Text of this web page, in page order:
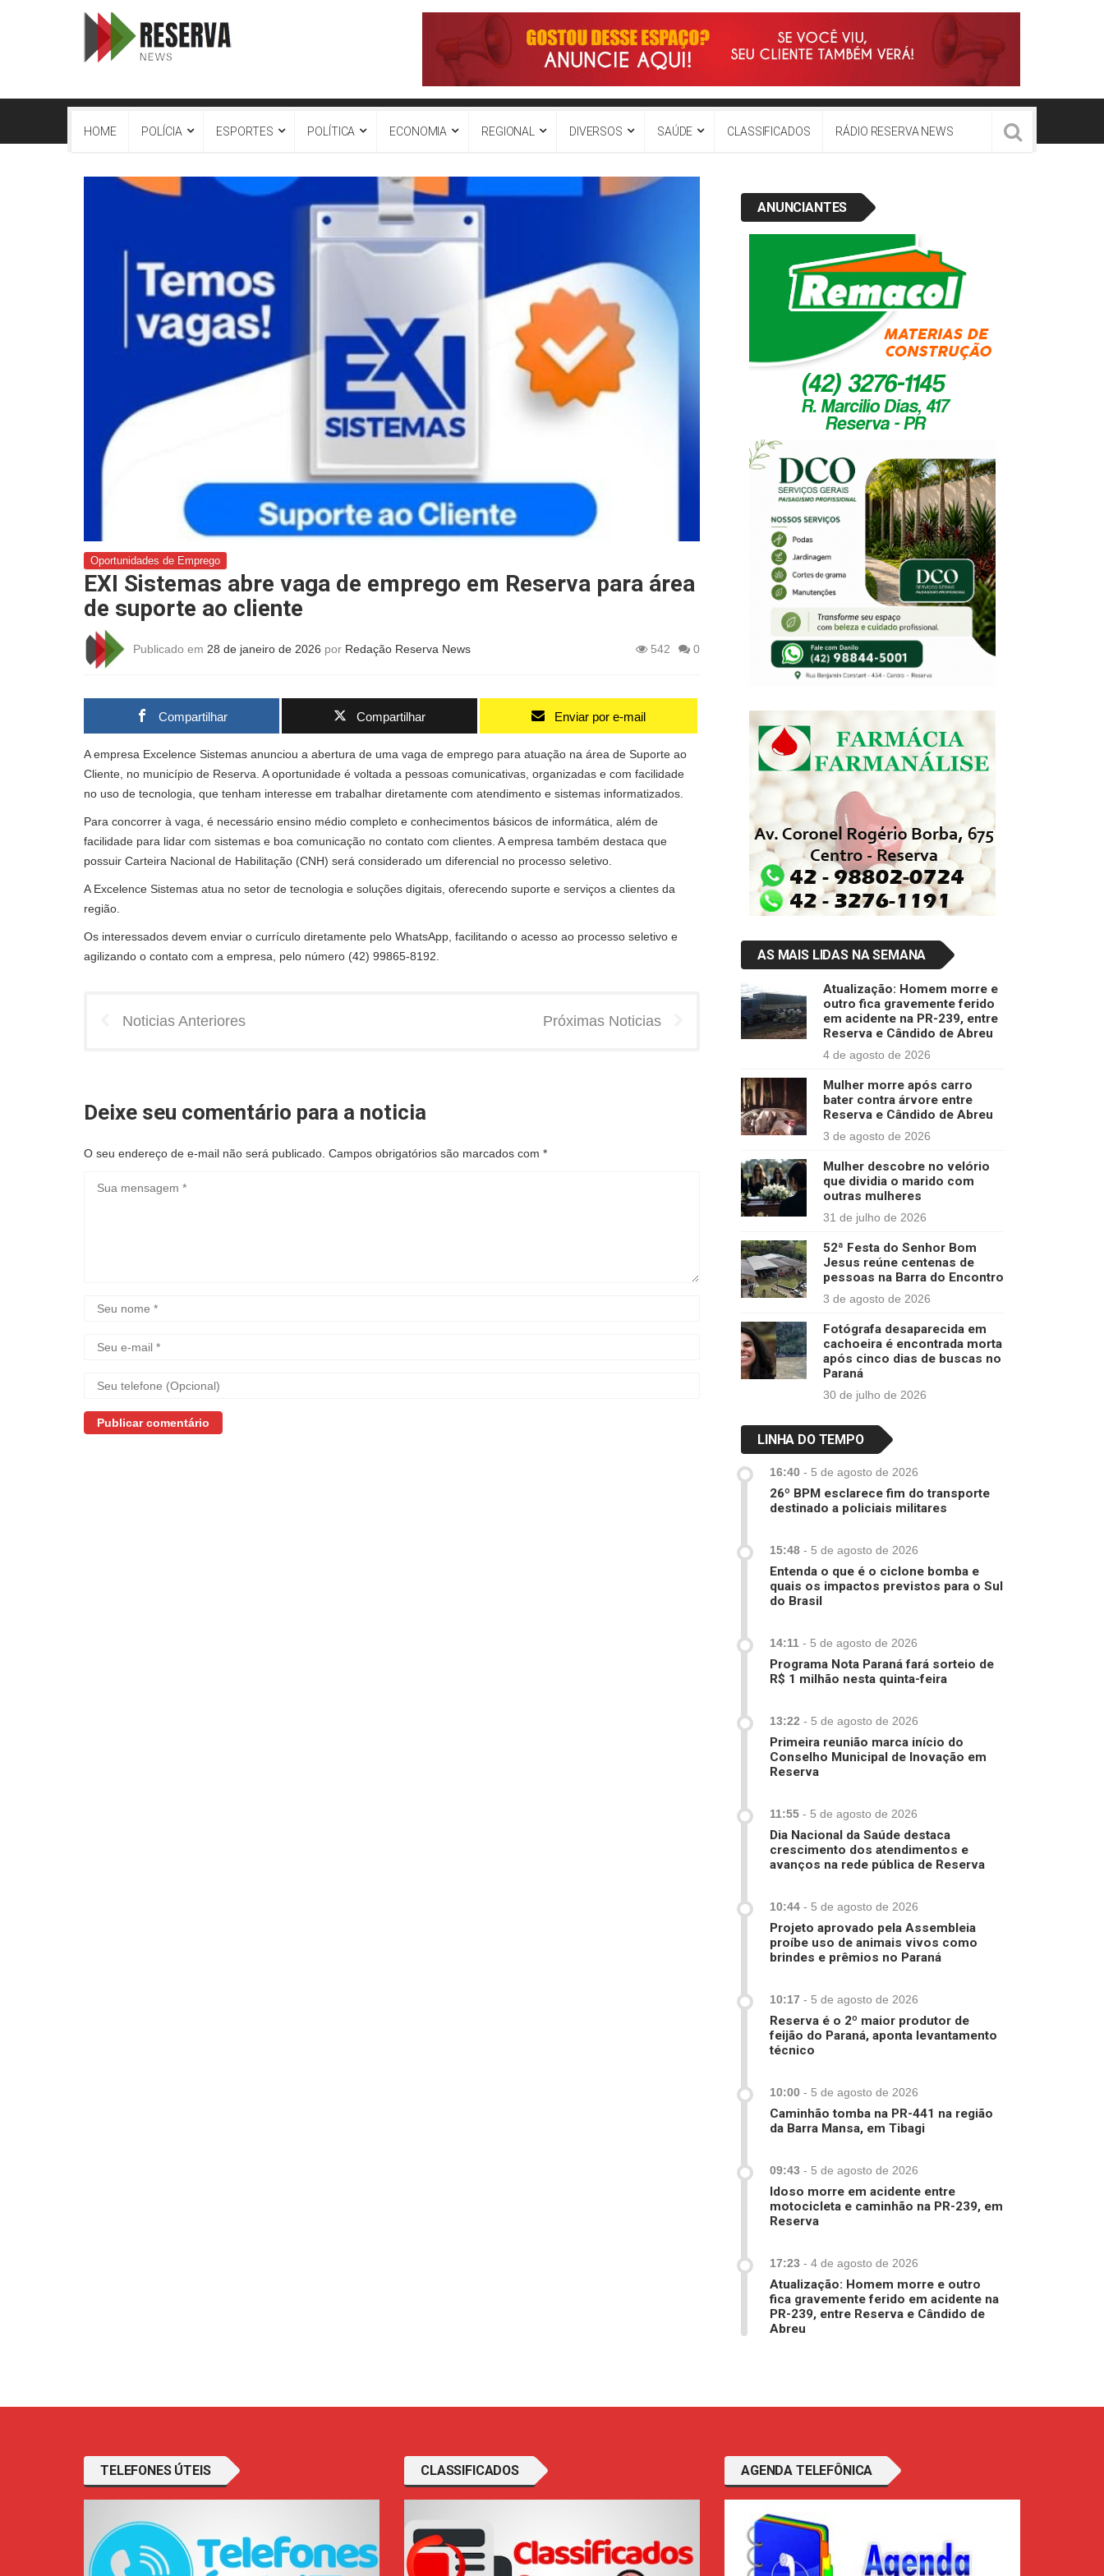
HOME POLÍCIA ESPORTES POLÍTICA ECONOMIA REGIONAL DIVERSOS SAÚDE CLASSIFICADOS RÁDIO RESERVA NEWS
Oportunidades de Emprego
EXI Sistemas abre vaga de emprego em Reserva para área
de suporte ao cliente
Publicado em 28 de janeiro de 2026 por Redação Reserva News 542 0
Compartilhar Compartilhar Enviar por e-mail
A empresa Excelence Sistemas anunciou a abertura de uma vaga de emprego para atuação na área de Suporte ao
Cliente, no município de Reserva. A oportunidade é voltada a pessoas comunicativas, organizadas e com facilidade
no uso de tecnologia, que tenham interesse em trabalhar diretamente com atendimento e sistemas informatizados.
Para concorrer à vaga, é necessário ensino médio completo e conhecimentos básicos de informática, além de
facilidade para lidar com sistemas e boa comunicação no contato com clientes. A empresa também destaca que
possuir Carteira Nacional de Habilitação (CNH) será considerado um diferencial no processo seletivo.
A Excelence Sistemas atua no setor de tecnologia e soluções digitais, oferecendo suporte e serviços a clientes da
região.
Os interessados devem enviar o currículo diretamente pelo WhatsApp, facilitando o acesso ao processo seletivo e
agilizando o contato com a empresa, pelo número (42) 99865-8192.
Noticias Anteriores Próximas Noticias
Deixe seu comentário para a noticia
O seu endereço de e-mail não será publicado. Campos obrigatórios são marcados com *
ANUNCIANTES
AS MAIS LIDAS NA SEMANA
Atualização: Homem morre e
outro fica gravemente ferido
em acidente na PR-239, entre
Reserva e Cândido de Abreu
4 de agosto de 2026
Mulher morre após carro
bater contra árvore entre
Reserva e Cândido de Abreu
3 de agosto de 2026
Mulher descobre no velório
que dividia o marido com
outras mulheres
31 de julho de 2026
52ª Festa do Senhor Bom
Jesus reúne centenas de
pessoas na Barra do Encontro
3 de agosto de 2026
Fotógrafa desaparecida em
cachoeira é encontrada morta
após cinco dias de buscas no
Paraná
30 de julho de 2026
LINHA DO TEMPO
16:40 - 5 de agosto de 2026
26º BPM esclarece fim do transporte
destinado a policiais militares
15:48 - 5 de agosto de 2026
Entenda o que é o ciclone bomba e
quais os impactos previstos para o Sul
do Brasil
14:11 - 5 de agosto de 2026
Programa Nota Paraná fará sorteio de
R$ 1 milhão nesta quinta-feira
13:22 - 5 de agosto de 2026
Primeira reunião marca início do
Conselho Municipal de Inovação em
Reserva
11:55 - 5 de agosto de 2026
Dia Nacional da Saúde destaca
crescimento dos atendimentos e
avanços na rede pública de Reserva
10:44 - 5 de agosto de 2026
Projeto aprovado pela Assembleia
proíbe uso de animais vivos como
brindes e prêmios no Paraná
10:17 - 5 de agosto de 2026
Reserva é o 2º maior produtor de
feijão do Paraná, aponta levantamento
técnico
10:00 - 5 de agosto de 2026
Caminhão tomba na PR-441 na região
da Barra Mansa, em Tibagi
09:43 - 5 de agosto de 2026
Idoso morre em acidente entre
motocicleta e caminhão na PR-239, em
Reserva
17:23 - 4 de agosto de 2026
Atualização: Homem morre e outro
fica gravemente ferido em acidente na
PR-239, entre Reserva e Cândido de
Abreu
TELEFONES ÚTEIS CLASSIFICADOS AGENDA TELEFÔNICA